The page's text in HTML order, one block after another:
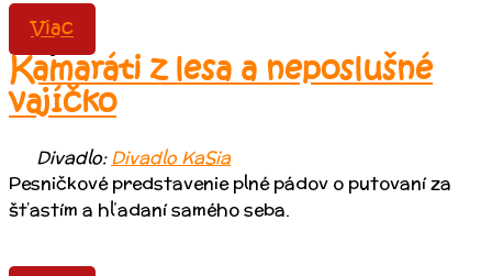
Kontakt
Viac
Kamaráti z lesa a neposlušné
vajíčko
Divadlo:Divadlo KaSia
Pesničkové predstavenie plné pádov o putovaní za
šťastím a hľadaní samého seba.